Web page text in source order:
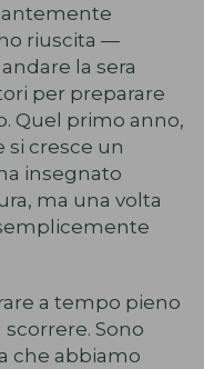
riuscita —
la sera
per preparare
Quel primo anno,
cresce un
insegnato
ma una volta
a tempo pieno
Sono
che abbiamo